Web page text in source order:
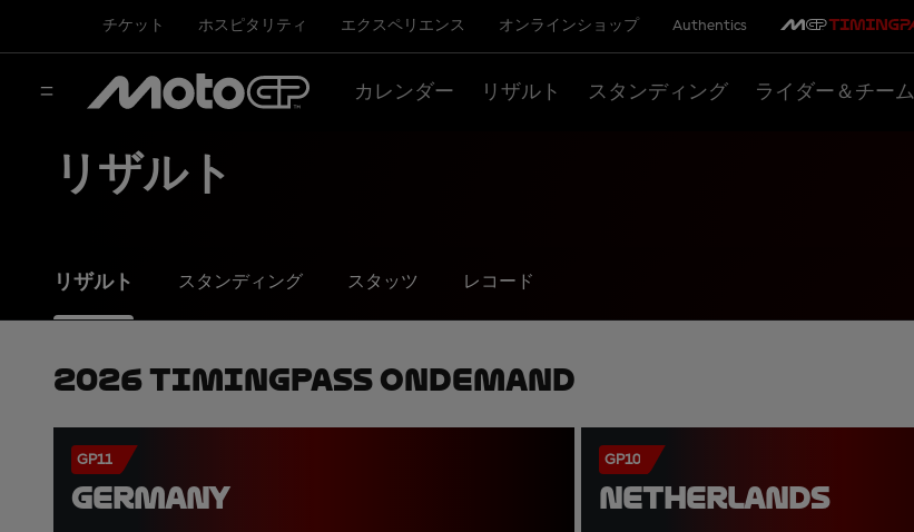
チケット ホスピタリティ エクスペリエンス オンラインショップ Authentics
カレンダー リザルト スタンディング ライダー＆チーム
リザルト
リザルト スタンディング スタッツ レコード
2026 TimingPass OnDemand
GP11
GERMANY
GP10
NETHERLANDS